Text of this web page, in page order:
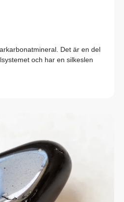
Det är en del
och har en silkeslen